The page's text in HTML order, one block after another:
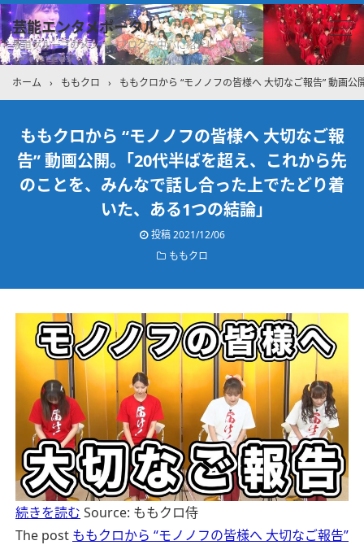
芸能エンタメポータル
坂道グループのメンバーブログを中心に紹介しています
ホーム › ももクロ › ももクロから “モノノフの皆様へ 大切なご報告” 動画
ももクロから “モノノフの皆様へ 大切なご報
告” 動画公開。｢20代半ばを超え、これから先
のことを、みんなで話し合った上でたどり着
いた、ある1つの結論｣
投稿2021/12/06
ももクロ
続きを読む Source: ももクロ侍
The post ももクロから “モノノフの皆様へ 大切なご報告”